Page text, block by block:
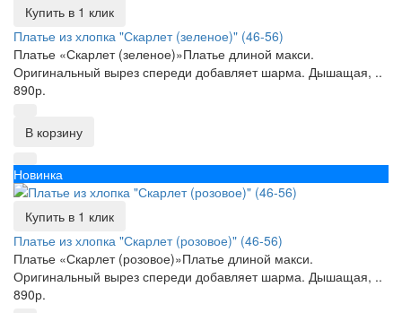
Купить в 1 клик
Платье из хлопка "Скарлет (зеленое)" (46-56)
Платье «Скарлет (зеленое)»Платье длиной макси.
Оригинальный вырез спереди добавляет шарма. Дышащая, ..
890р.
В корзину
Новинка
Купить в 1 клик
Платье из хлопка "Скарлет (розовое)" (46-56)
Платье «Скарлет (розовое)»Платье длиной макси.
Оригинальный вырез спереди добавляет шарма. Дышащая, ..
890р.